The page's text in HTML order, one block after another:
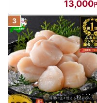
インマスカット フルーツ
13,000